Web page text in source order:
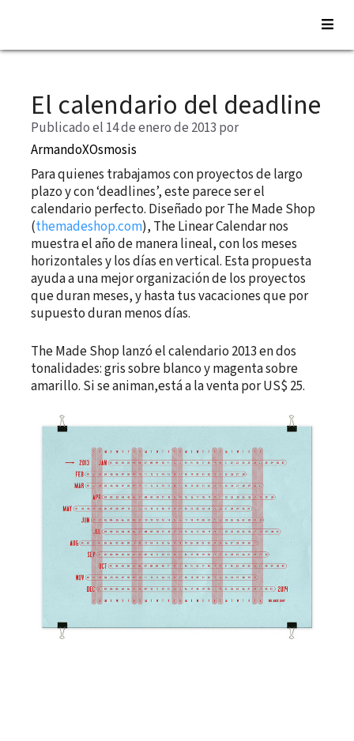
Saltar
contenidoEl calendario del deadline
Publicado el 14 de enero de 2013 por
ArmandoXOsmosis
Para quienes trabajamos con proyectos de largo
plazo y con ‘deadlines’, este parece ser el
calendario perfecto. Diseñado por The Made Shop
(themadeshop.com), The Linear Calendar nos
muestra el año de manera lineal, con los meses
horizontales y los días en vertical. Esta propuesta
ayuda a una mejor organización de los proyectos
que duran meses, y hasta tus vacaciones que por
supuesto duran menos días.
The Made Shop lanzó el calendario 2013 en dos
tonalidades: gris sobre blanco y magenta sobre
amarillo. Si se animan,está a la venta por US$ 25.